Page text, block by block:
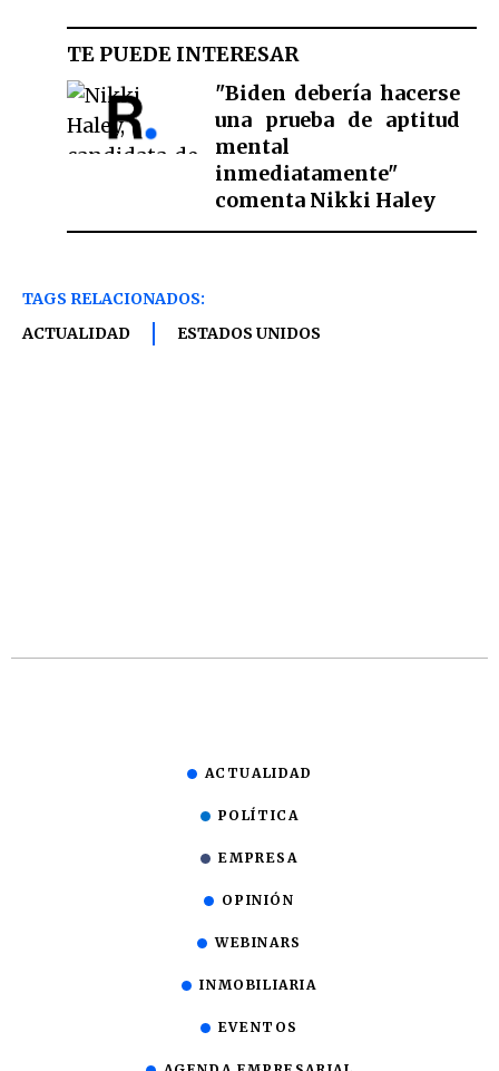
TE PUEDE INTERESAR
"Biden debería hacerse
una prueba de aptitud
mental
inmediatamente"
comenta Nikki Haley
TAGS RELACIONADOS:
ACTUALIDAD
ESTADOS UNIDOS
ACTUALIDAD
POLÍTICA
EMPRESA
OPINIÓN
WEBINARS
INMOBILIARIA
EVENTOS